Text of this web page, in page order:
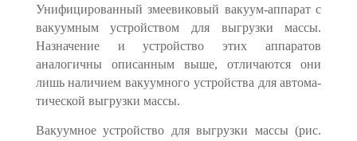
Унифицированный змеевиковый вакуум-ап­парат с
вакуумным устройством для выгрузки массы.
Назначение и устройство этих аппаратов
аналогичны описанным выше, отличаются они
лишь наличием вакуумного устройства для автома­
тической выгрузки массы.
Вакуумное устройство для выгрузки массы (рис.